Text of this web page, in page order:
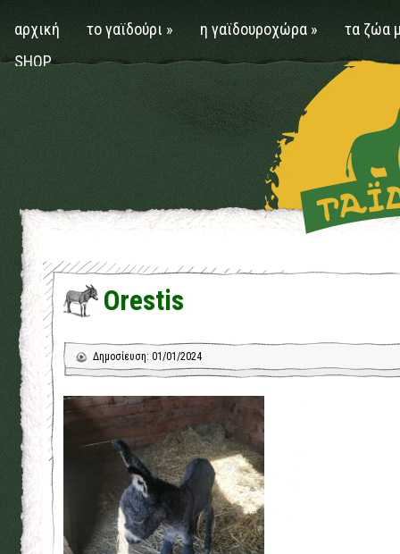
αρχική το γαϊδούρι » η γαϊδουροχώρα »
τα ζώα
SHOP
Orestis
Δημοσίευση: 01/01/2024